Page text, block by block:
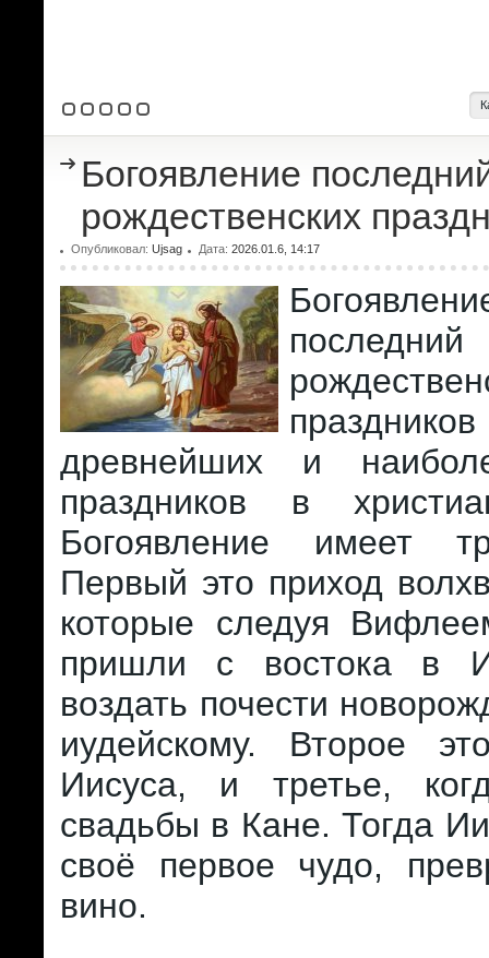
Богоявление
рождественских
Опубликовал: Ujsag Дата: 2026.01.6, 14:17
древнейших и
праздников в
Богоявление имеет
Первый это приход
которые следуя
пришли с востока в
воздать почести
иудейскому. Второе
Иисуса, и третье,
свадьбы в Кане. Тогда
своё первое чудо,
вино.